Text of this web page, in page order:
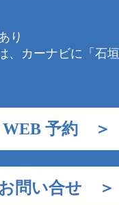
り
、カーナビに「石
予約 ＞
い合せ ＞